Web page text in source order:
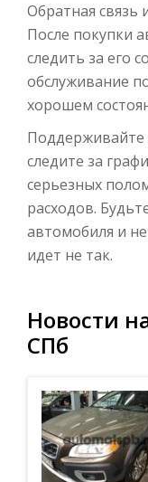
Обратная связь
После покупки
следить за его
обслуживание
хорошем
Поддерживайте
следите за
серьезных
расходов.
автомобиля и
идет не так.
Новости
СПб